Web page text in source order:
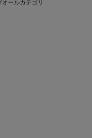
オールカテゴリ